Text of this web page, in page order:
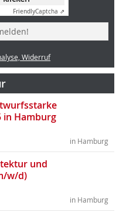
FriendlyCaptcha ⇗
Widerruf
in Hamburg
in Hamburg
und
w/d)
in Hamburg